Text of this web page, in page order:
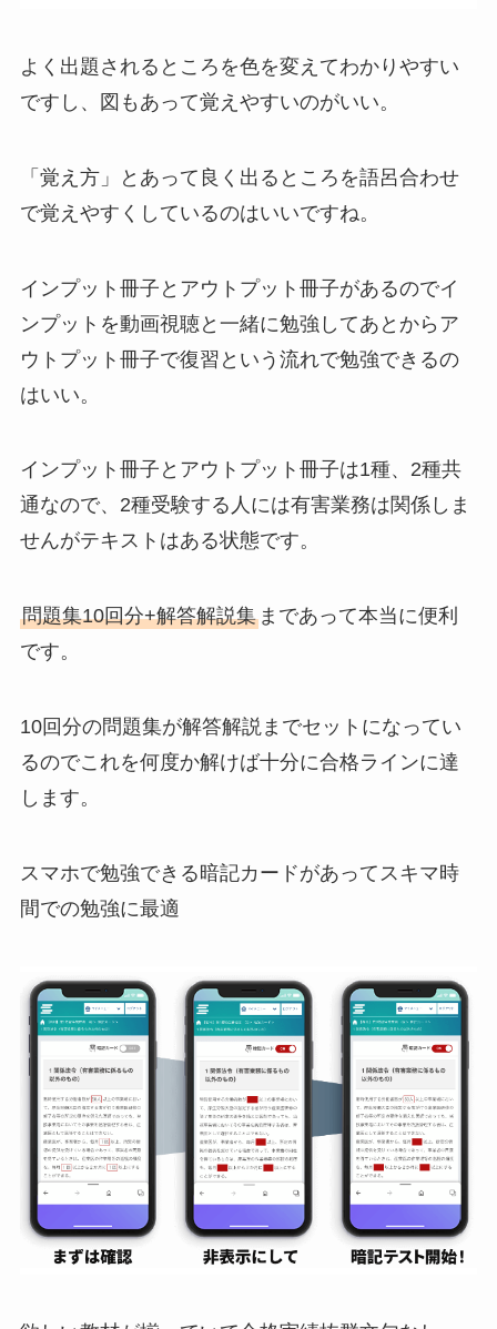
よく出題されるところを色を変えてわかりやすい
ですし、図もあって覚えやすいのがいい。
「覚え方」とあって良く出るところを語呂合わせ
で覚えやすくしているのはいいですね。
インプット冊子とアウトプット冊子があるのでイ
ンプットを動画視聴と一緒に勉強してあとからア
ウトプット冊子で復習という流れで勉強できるの
はいい。
インプット冊子とアウトプット冊子は1種、2種共
通なので、2種受験する人には有害業務は関係しま
せんがテキストはある状態です。
問題集10回分+解答解説集まであって本当に便利
です。
10回分の問題集が解答解説までセットになってい
るのでこれを何度か解けば十分に合格ラインに達
します。
スマホで勉強できる暗記カードがあってスキマ時
間での勉強に最適